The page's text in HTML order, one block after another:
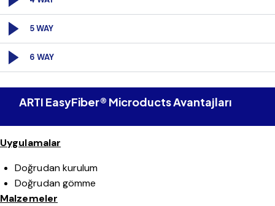
5 WAY
6 WAY
ARTI EasyFiber® Microducts Avantajları
Uygulamalar
Doğrudan kurulum
Doğrudan gömme
Malzemeler